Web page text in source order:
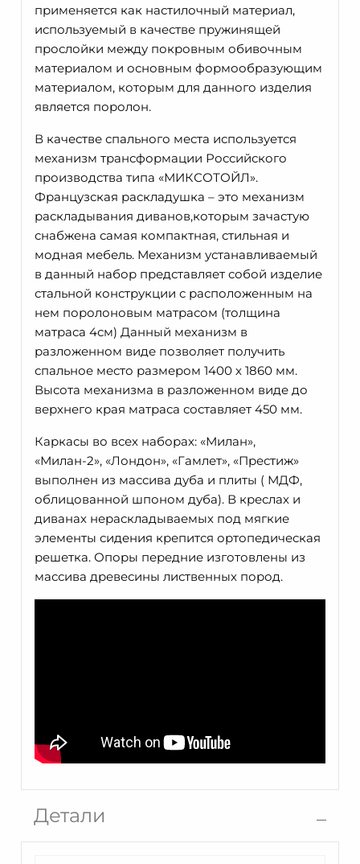
применяется как настилочный материал,
используемый в качестве пружинящей
прослойки между покровным обивочным
материалом и основным формообразующим
материалом, которым для данного изделия
является поролон.
В качестве спального места используется
механизм трансформации Российского
производства типа «МИКСОТОЙЛ».
Французская раскладушка – это механизм
раскладывания диванов,которым зачастую
снабжена самая компактная, стильная и
модная мебель. Механизм устанавливаемый
в данный набор представляет собой изделие
стальной конструкции с расположенным на
нем поролоновым матрасом (толщина
матраса 4см) Данный механизм в
разложенном виде позволяет получить
спальное место размером 1400 х 1860 мм.
Высота механизма в разложенном виде до
верхнего края матраса составляет 450 мм.
Каркасы во всех наборах: «Милан»,
«Милан-2», «Лондон», «Гамлет», «Престиж»
выполнен из массива дуба и плиты ( МДФ,
облицованной шпоном дуба). В креслах и
диванах нераскладываемых под мягкие
элементы сидения крепится ортопедическая
решетка. Опоры передние изготовлены из
массива древесины лиственных пород.
Детали